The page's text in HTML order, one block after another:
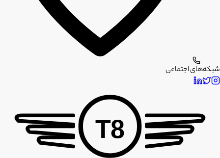
شبکه‌های اجتماعی
T8